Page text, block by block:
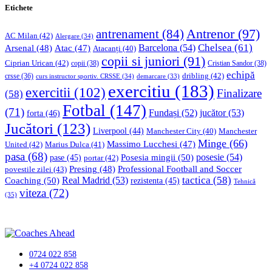
Etichete
AC Milan (42) Alergare (34) antrenament (84) Antrenor(97)
Arsenal (48) Atac (47) Atacanți (40) Barcelona (54) Chelsea (61)
Ciprian Urican (42) copii (38) copii si juniori (91) Cristian Sandor (38)
crsse (36) curs instructor sportiv. CRSSE (34) demarcare (33) dribling (42) echipă
(58) exercitii (102) exercitiu (183) Finalizare
(71) forta (46) Fotbal (147) Fundași (52) jucător(53)
Jucători (123) Liverpool (44) Manchester City (40) Manchester
United (42) Marius Dulca (41) Massimo Lucchesi (47) Minge (66)
pasa (68) pase (45) portar(42) Posesia mingii (50) posesie (54)
povestile zilei (43) Presing (48) Professional Football and Soccer
Coaching (50) Real Madrid (53) rezistenta (45) tactica (58) Tehnică
(35) viteza (72)
0724 022 858
+4 0724 022 858